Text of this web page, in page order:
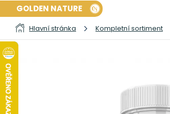
GOLDEN NATURE
Hlavní stránka Kompletní sortiment